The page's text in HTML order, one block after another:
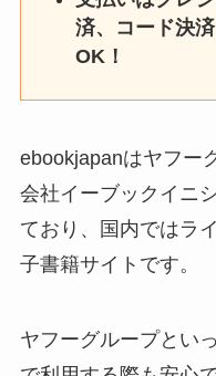
済、コード決
OK！
ebookjapanはヤフー
会社イーブックイニ
ており、国内ではラ
子書籍サイトです。
ヤフーグループとい